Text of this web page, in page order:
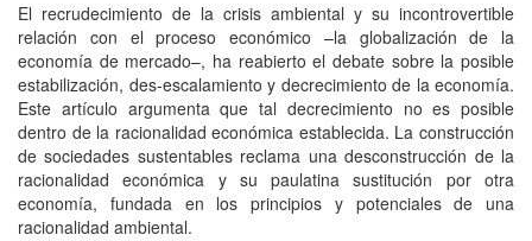
El recrudecimiento de la crisis ambiental y su incontrovertible
relación con el proceso económico –la globalización de la
economía de mercado–, ha reabierto el debate sobre la posible
estabilización, des-escalamiento y decrecimiento de la economía.
Este artículo argumenta que tal decrecimiento no es posible
dentro de la racionalidad económica establecida. La construcción
de sociedades sustentables reclama una desconstrucción de la
racionalidad económica y su paulatina sustitución por otra
economía, fundada en los principios y potenciales de una
racionalidad ambiental.